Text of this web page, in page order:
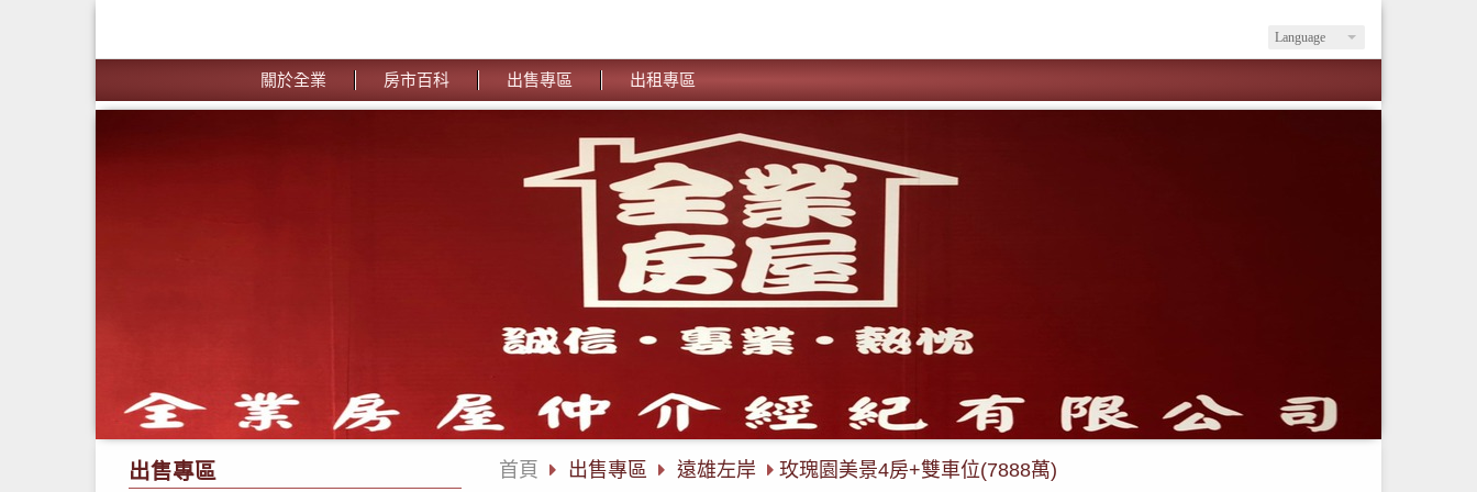
Language
關於全業 房市百科 出售專區 出租專區
出售專區 首頁 出售專區 遠雄左岸 玫瑰園美景4房+雙車位(7888萬)